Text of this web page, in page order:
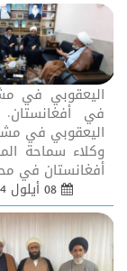
اليعقوبي في
في
اليعقوبي في
وكلاء سماحة
أفغانستان في